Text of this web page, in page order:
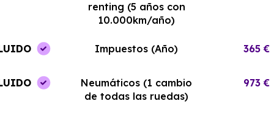
renting (5 años con
10.000km/año)
Impuestos (Año) 365 €
Neumáticos (1 cambio
de todas las ruedas)
973 €